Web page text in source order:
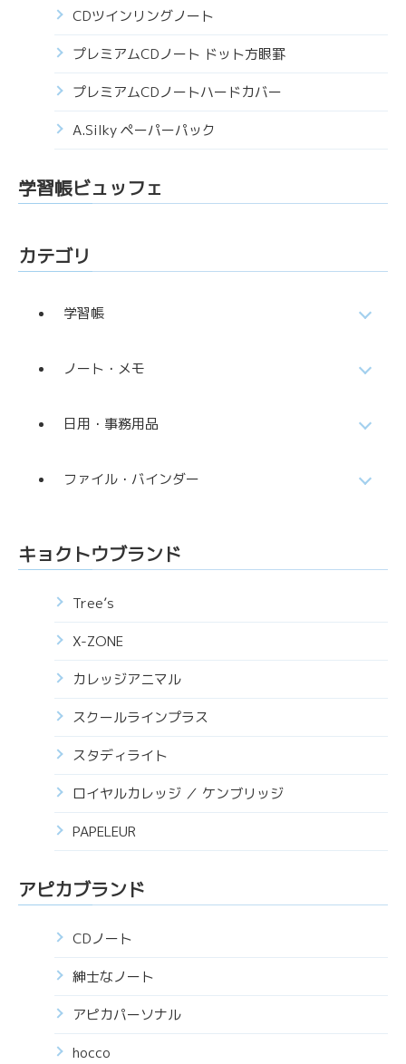
CDツインリングノート
プレミアムCDノート ドット方眼罫
プレミアムCDノートハードカバー
A.Silky ペーパーパック
学習帳ビュッフェ
カテゴリ
学習帳
ノート・メモ
日用・事務用品
ファイル・バインダー
キョクトウブランド
Tree’s
X-ZONE
カレッジアニマル
スクールラインプラス
スタディライト
ロイヤルカレッジ ／ ケンブリッジ
PAPELEUR
アピカブランド
CDノート
紳士なノート
アピカパーソナル
hocco